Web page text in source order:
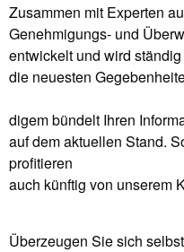
Zusammen mit Experten
Genehmigungs- und
entwickelt und wird ständig
die neuesten
digem bündelt Ihren
auf dem aktuellen Stand.
profitieren
auch künftig von unserem
Überzeugen Sie sich selbst